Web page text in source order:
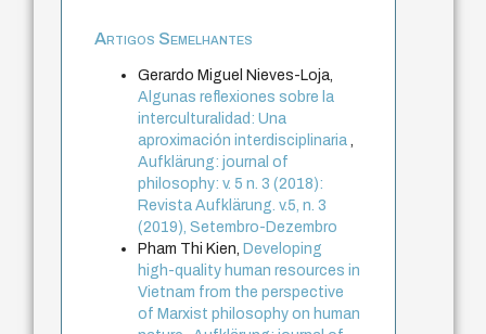
Artigos Semelhantes
Gerardo Miguel Nieves-Loja,
Algunas reflexiones sobre la
interculturalidad: Una
aproximación interdisciplinaria
Aufklärung: journal of
philosophy: v. 5 n. 3 (2018):
Revista Aufklärung. v.5, n. 3
(2019), Setembro-Dezembro
Pham Thi Kien,Developing
high-quality human resources in
Vietnam from the perspective
of Marxist philosophy on human